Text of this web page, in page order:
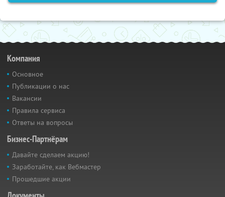
Компания
Основное
Публикации о нас
Вакансии
Правила сервиса
Ответы на вопросы
Бизнес-Партнёрам
Давайте сделаем акцию!
Заработайте, как Вебмастер
Прошедшие акции